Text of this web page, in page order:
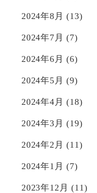
2024年8月 (13)
2024年7月 (7)
2024年6月 (6)
2024年5月 (9)
2024年4月 (18)
2024年3月 (19)
2024年2月 (11)
2024年1月 (7)
2023年12月 (11)